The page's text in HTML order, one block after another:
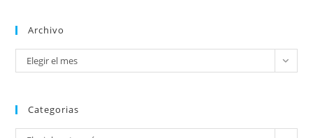
Archivo
Elegir el mes
Categorias